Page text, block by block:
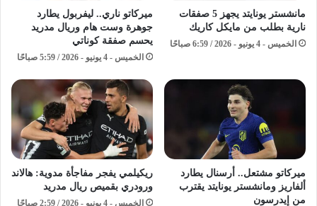
مانشستر يونايتد يجهز 5 صفقات
نارية بطلب من مايكل كاريك
الخميس - 4 يونيو - 2026 / 6:59 صباحًا
ميركاتو ناري.. ليفربول يطارد
جوهرة وست هام وريال مدريد
يحسم صفقة كوناتي
الخميس - 4 يونيو - 2026 / 5:59 صباحًا
ميركاتو مشتعل.. أرسنال يطارد
ألفاريز ومانشستر يونايتد يقترب
من إيدرسون
ريكيلمي يفجر مفاجأة مدوية: هالاند
ورودري بقميص ريال مدريد
الخميس - 4 يونيو - 2026 / 2:59 صباحًا